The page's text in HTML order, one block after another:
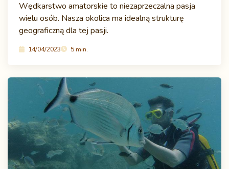
Wędkarstwo amatorskie to niezaprzeczalna pasja
wielu osób. Nasza okolica ma idealną strukturę
geograficzną dla tej pasji.
14/04/2023 5 min.